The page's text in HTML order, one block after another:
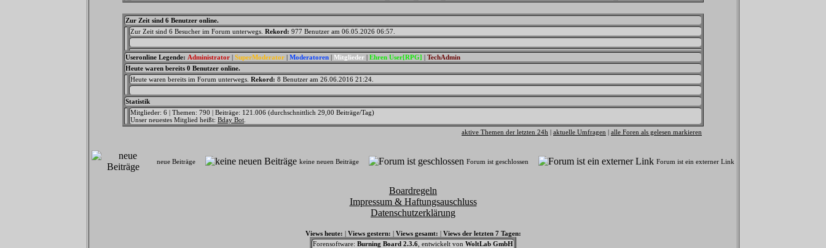
Zur Zeit sind 6 Benutzer online.
Zur Zeit sind 6 Besucher im Forum unterwegs. Rekord: 977 Benutzer am 06.05.2026 06:57
Useronline Legende: Administrator | SuperModerator | Moderatoren | Mitglieder | Ehren User[RPG] | TechAdmin
Heute waren bereits 0 Benutzer online.
Heute waren bereits im Forum unterwegs. Rekord: 8 Benutzer am 26.06.2016 21:24
Statistik
Mitglieder: 6 | Themen: 790 | Beiträge: 121.006 (durchschnittlich 29,00 Beiträge/Tag)
Unser neuestes Mitglied heißt: Bday Bot
aktive Themen der letzten 24h | aktuelle Umfragen | alle Foren als gelesen markieren
neue Beiträge keine neuen Beiträge Forum ist geschlossen Forum ist ein externer Link
Boardregeln
Impressum & Haftungsauschluss
Datenschutzerklärung
Views heute: | Views gestern: | Views gesamt: | Views der letzten 7 Tagen:
Forensoftware: Burning Board 2.3.6 , entwickelt von WoltLab GmbH